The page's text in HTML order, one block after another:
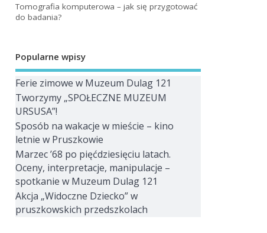
Tomografia komputerowa – jak się przygotować
do badania?
Popularne wpisy
Ferie zimowe w Muzeum Dulag 121
Tworzymy „SPOŁECZNE MUZEUM
URSUSA”!
Sposób na wakacje w mieście – kino
letnie w Pruszkowie
Marzec ’68 po pięćdziesięciu latach.
Oceny, interpretacje, manipulacje –
spotkanie w Muzeum Dulag 121
Akcja „Widoczne Dziecko” w
pruszkowskich przedszkolach